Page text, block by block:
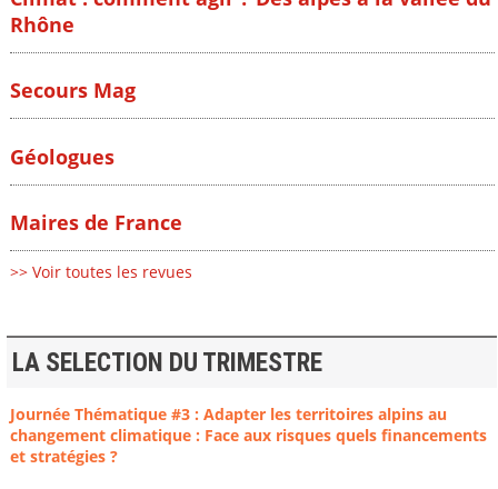
Rhône
Secours Mag
Géologues
Maires de France
>> Voir toutes les revues
LA SELECTION DU TRIMESTRE
Journée Thématique #3 : Adapter les territoires alpins au
changement climatique : Face aux risques quels financements
et stratégies ?